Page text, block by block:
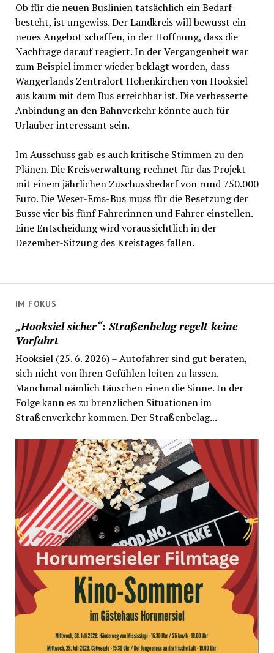
IM FOKUS
„Hooksiel sicher“: Straßenbelag regelt keine
Vorfahrt
Hooksiel (25. 6. 2026) – Autofahrer sind gut beraten,
sich nicht von ihren Gefühlen leiten zu lassen.
Manchmal nämlich täuschen einen die Sinne. In der
Folge kann es zu brenzlichen Situationen im
Straßenverkehr kommen. Der Straßenbelag...
Ob für die neuen Buslinien tatsächlich ein Bedarf
besteht, ist ungewiss. Der Landkreis will bewusst ein
neues Angebot schaffen, in der Hoffnung, dass die
Nachfrage darauf reagiert. In der Vergangenheit war
zum Beispiel immer wieder beklagt worden, dass
Wangerlands Zentralort Hohenkirchen von Hooksiel
aus kaum mit dem Bus erreichbar ist. Die verbesserte
Anbindung an den Bahnverkehr könnte auch für
Urlauber interessant sein.
Im Ausschuss gab es auch kritische Stimmen zu den
Plänen. Die Kreisverwaltung rechnet für das Projekt
mit einem jährlichen Zuschussbedarf von rund 750.000
Euro. Die Weser-Ems-Bus muss für die Besetzung der
Busse vier bis fünf Fahrerinnen und Fahrer einstellen.
Eine Entscheidung wird voraussichtlich in der
Dezember-Sitzung des Kreistages fallen.